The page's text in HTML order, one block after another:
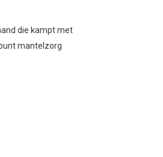
die kampt met
mantelzorg